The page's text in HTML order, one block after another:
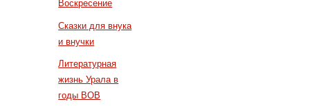
Воскресение
Сказки для внука
и внучки
Литературная
жизнь Урала в
годы ВОВ